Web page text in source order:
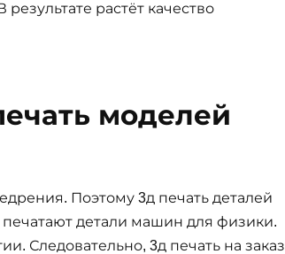
растёт качество
моделей
Поэтому 3д печать деталей
детали машин для физики.
Следовательно, 3д печать на заказ